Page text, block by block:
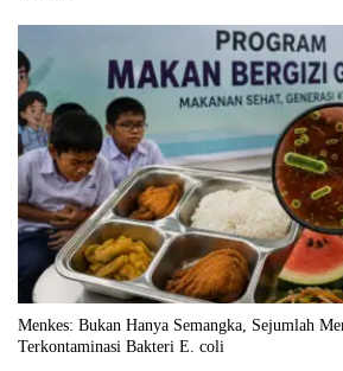
Menkes: Bukan Hanya Semangka, Sejumlah
Terkontaminasi Bakteri E. coli